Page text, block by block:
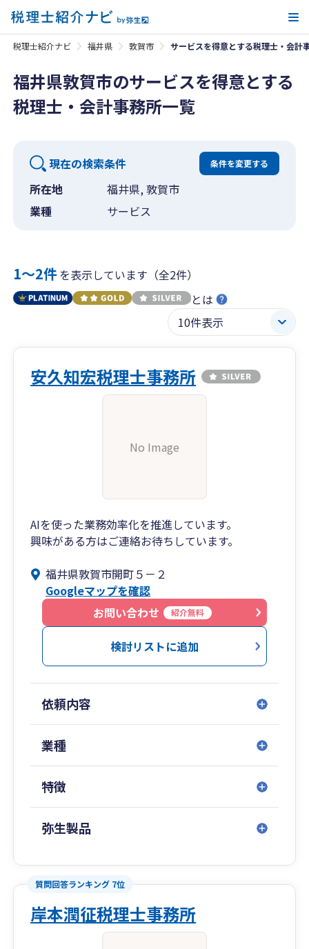
税理士紹介ナビ 福井県 敦賀市 サービスを得意とする税理士・会計
福井県敦賀市のサービスを得意とする
税理士・会計事務所一覧
現在の検索条件 条件を変更する
所在地
福井県, 敦賀市
業種
サービス
1〜2件を表示しています（全2件）
とは
安久知宏税理士事務所
No Image
AIを使った業務効率化を推進しています。
興味がある方はご連絡お待ちしています。
福井県敦賀市開町５－２
Googleマップを確認
お問い合わせ
紹介無料
検討リストに追加
依頼内容
業種
特徴
弥生製品
質問回答ランキング 7位
岸本潤征税理士事務所